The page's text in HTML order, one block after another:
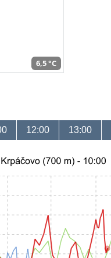
6,5 °C
12:00 13:00